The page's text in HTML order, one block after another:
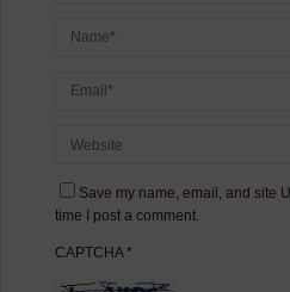
Save my name, email, and site
time I post a comment.
CAPTCHA*